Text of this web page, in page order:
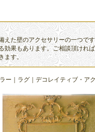
えた壁のアクセサリーの一つで
効果もあります。ご相談頂けれ
ます。
ー ラグ｜ デコレイティブ・ア